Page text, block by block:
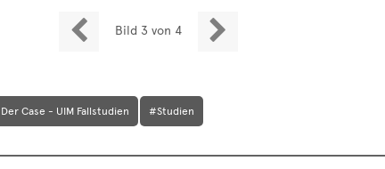
 Bild 3 von 4 
Case - UIM Fallstudien #Studien